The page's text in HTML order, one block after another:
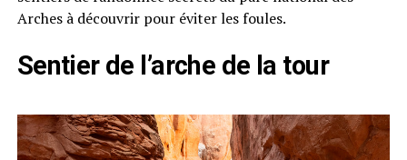
Arches à découvrir pour éviter les foules.
Sentier de l’arche de la tour